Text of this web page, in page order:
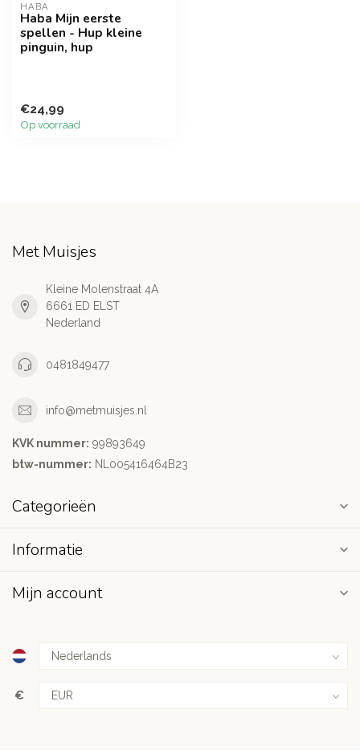
HABA
Haba Mijn eerste
spellen - Hup kleine
pinguin, hup
€24,99
Op voorraad
Met Muisjes
Kleine Molenstraat 4A
6661 ED ELST
Nederland
0481849477
info@metmuisjes.nl
KVK nummer: 99893649
btw-nummer: NL005416464B23
Categorieën
Informatie
Mijn account
€